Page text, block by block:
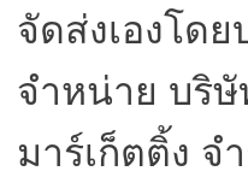
จัดส่งเองโด
จำหน่าย บริษั
มาร์เก็ตติ้ง จ